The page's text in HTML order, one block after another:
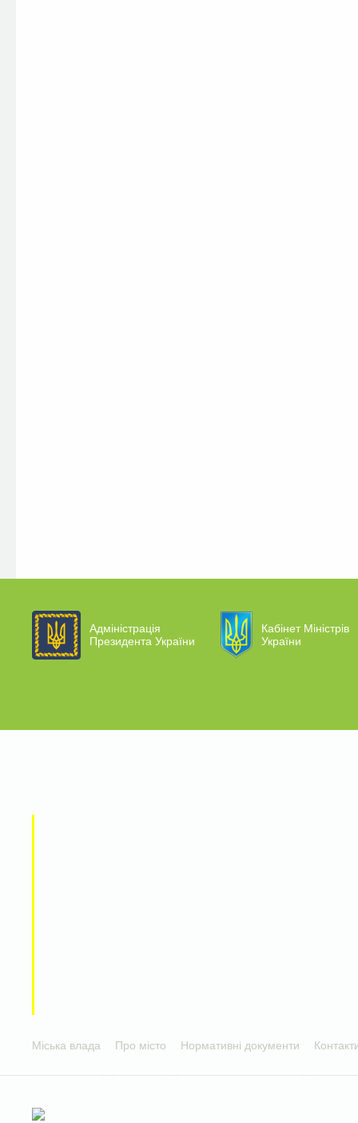
Адміністрація
Президента України
Кабінет Міністрів
України
Міська влада Про місто Нормативні документи